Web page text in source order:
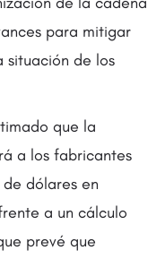
para mitigar
situación de los
que la
a los fabricantes
de dólares en
a un cálculo
prevé que